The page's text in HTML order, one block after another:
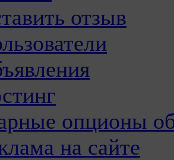
отзыв
опционы
на сайте